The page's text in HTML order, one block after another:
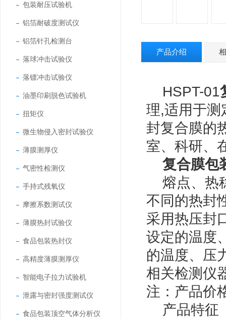
包装耐压试验机
铝箔耐破度测试仪
铝箔针孔检测台
落球冲击试验仪
落镖冲击试验仪
油墨印刷脱色试验机
扭矩仪
微生物侵入密封试验仪
薄膜测厚仪
气密性检测仪
手持式残氧仪
摩擦系数测试仪
薄膜热封试验仪
食品包装热封仪
高精度薄膜测厚仪
智能电子拉力试验机
泄露与密封强度测试仪
食品包装顶空气体分析仪
产品介绍
HSPT-01
理,适用于测
封复合膜的
室、科研、
复合膜包
熔点、热
不同的热封
采用热压封
设定的温度
的温度、压
相关检测仪
注：产品价
产品特征